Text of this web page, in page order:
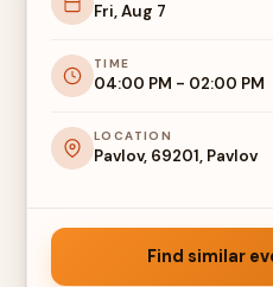
Fri, Aug 7
TIME
04:00 PM - 02:00 PM
LOCATION
Pavlov, 69201, Pavlov
Find similar